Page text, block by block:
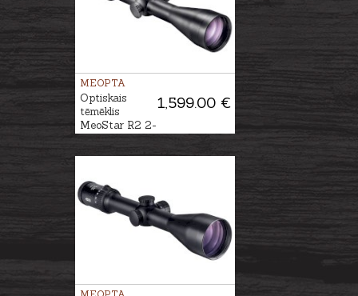
MEOPTA
1,599.00 €
Optiskais
tēmēklis
MeoStar R2 2-